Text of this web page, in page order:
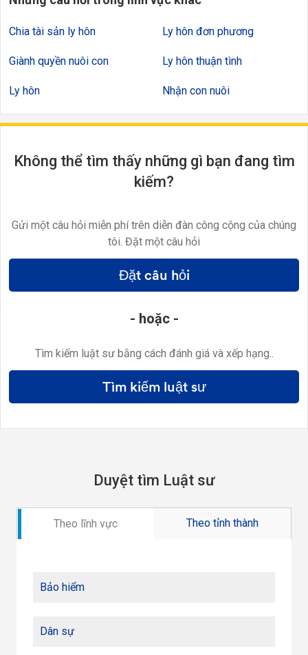
Chia tài sản ly hôn
Giành quyền nuôi con
Ly hôn
Ly hôn đơn phương
Ly hôn thuận tình
Nhận con nuôi
Không thể tìm thấy những gì bạn đang tìm
kiếm?
Gửi một câu hỏi miễn phí trên diễn đàn công cộng của chúng
tôi. Đặt một câu hỏi
Đặt câu hỏi
- hoặc -
Tìm kiếm luật sư bằng cách đánh giá và xếp hạng..
Tìm kiếm luật sư
Duyệt tìm Luật sư
Theo lĩnh vực Theo tỉnh thành
Bảo hiểm
Dân sự